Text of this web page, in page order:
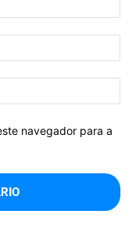
navegador para a